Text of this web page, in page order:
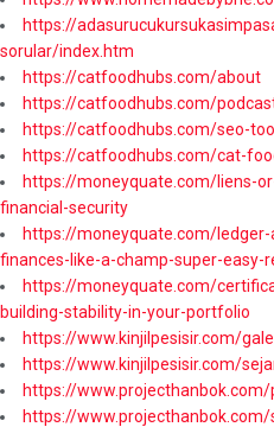
https://
sorular/index.htm
https://catfoodhubs.com/about
https://catfoodhubs.com/
https://catfoodhubs.com/seo-
https://catfoodhubs.com/cat-
https://moneyquate.com/liens-
financial-security
https://moneyquate.com/
finances-like-a-champ-super-easy-
https://moneyquate.com/
building-stability-in-your-portfolio
https://www.kinjilpesisir.com/
https://www.kinjilpesisir.com/
https://
https://